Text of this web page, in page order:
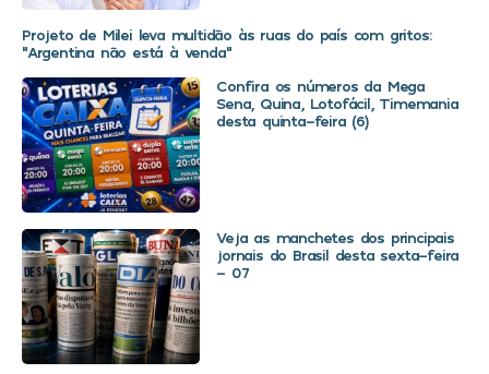
Projeto de Milei leva multidão às ruas do país com gritos:
“Argentina não está à venda”
Confira os números da Mega
Sena, Quina, Lotofácil, Timemania
desta quinta-feira (6)
Veja as manchetes dos principais
jornais do Brasil desta sexta-feira
– 07